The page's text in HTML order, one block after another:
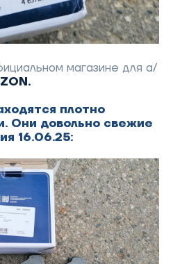
магазине для а/
плотно
Они довольно свежие
16.06.25: